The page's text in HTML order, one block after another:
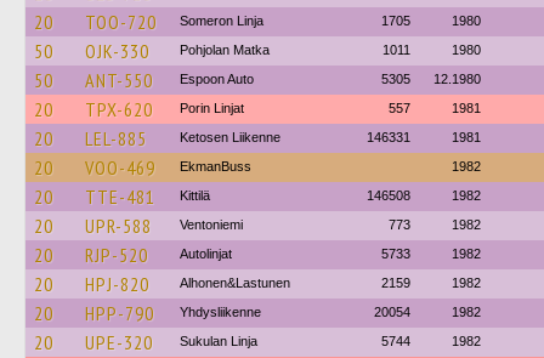
20 TOO-720 Someron Linja 1705 1980
50 OJK-330 Pohjolan Matka 1011 1980
50 ANT-550 Espoon Auto 5305 12.1980
20 TPX-620 Porin Linjat 557 1981
20 LEL-885 Ketosen Liikenne 146331 1981
20 VOO-469 EkmanBuss 1982
20 TTE-481 Kittilä 146508 1982
20 UPR-588 Ventoniemi 773 1982
20 RJP-520 Autolinjat 5733 1982
20 HPJ-820 Alhonen&Lastunen 2159 1982
20 HPP-790 Yhdysliikenne 20054 1982
20 UPE-320 Sukulan Linja 5744 1982